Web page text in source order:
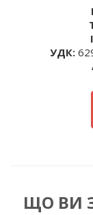
УДК:
ЩО ВИ